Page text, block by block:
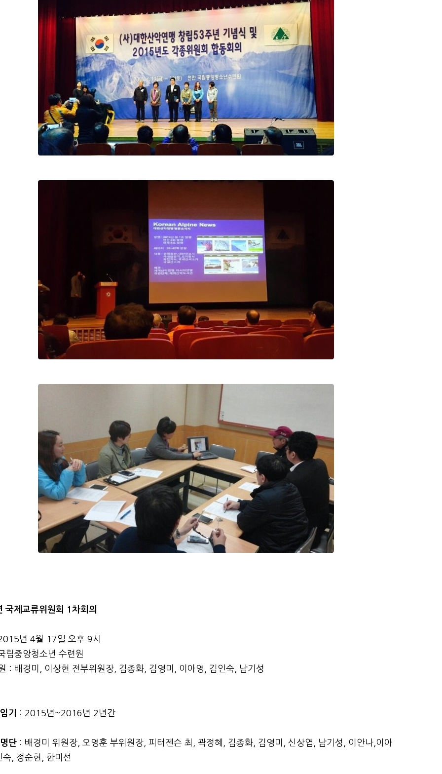
국제교류위원회 1차회의
년 4월 17일 오후 9시
립중앙청소년 수련원
: 배경미, 이상현 전부위원장, 김종화, 김영미, 이아영, 김인숙, 남기성
기 : 2015년~2016년 2년간
단 : 배경미 위원장, 오영훈 부위원장, 피터젠슨 최, 곽정혜, 김종화, 김영미, 신상엽, 남기성, 이안나,이아
숙, 정순현, 한미선